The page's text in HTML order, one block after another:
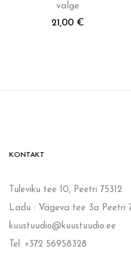
valge
21,00 €
KONTAKT
Tuleviku tee 10, Peetri 75312
Ladu : Vägeva tee 3a Peetri
kuustuudio@kuustuudio.ee
Tel: +372 56958328